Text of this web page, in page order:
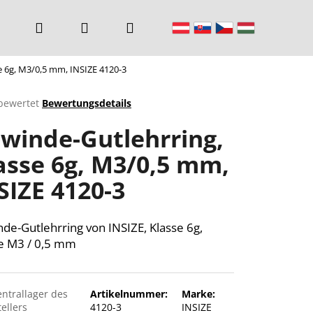
Suchen Warenkorb
M3/0,5 mm, INSIZE 4120-3
Bewertungsdetails
Gutlehrring,
6g, M3/0,5 mm,
4120-3
Gutlehrring von INSIZE, Klasse 6g,
M3 / 0,5 mm
des
Artikelnummer:
4120-3
Marke:
INSIZE